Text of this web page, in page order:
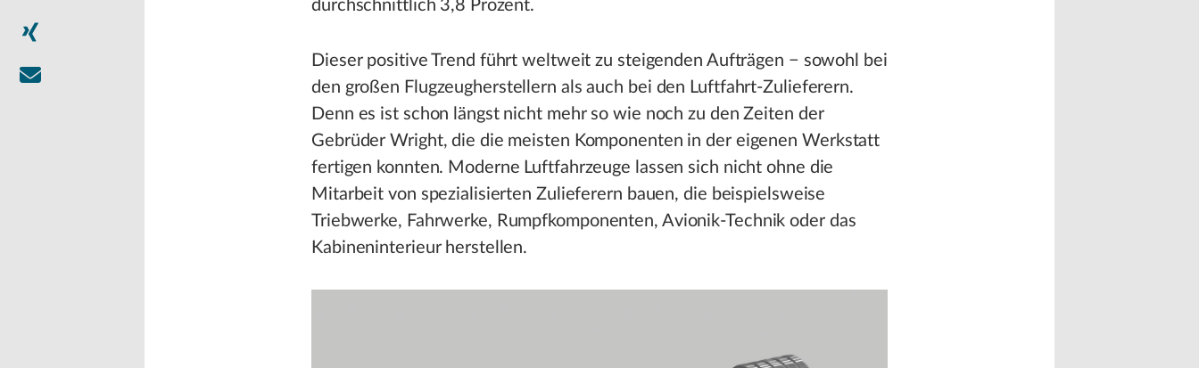
durchschnittlich 3,8 Prozent.
Dieser positive Trend führt weltweit zu steigenden Aufträgen − sowohl bei
den großen Flugzeugherstellern als auch bei den Luftfahrt-Zulieferern.
Denn es ist schon längst nicht mehr so wie noch zu den Zeiten der
Gebrüder Wright, die die meisten Komponenten in der eigenen Werkstatt
fertigen konnten. Moderne Luftfahrzeuge lassen sich nicht ohne die
Mitarbeit von spezialisierten Zulieferern bauen, die beispielsweise
Triebwerke, Fahrwerke, Rumpfkomponenten, Avionik-Technik oder das
Kabineninterieur herstellen.